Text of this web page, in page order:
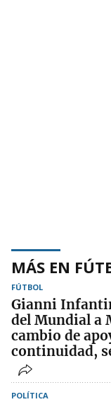
MÁS EN
FÚTBOL
Gianni
del Mundial a
cambio de
continuidad,
POLÍTICA